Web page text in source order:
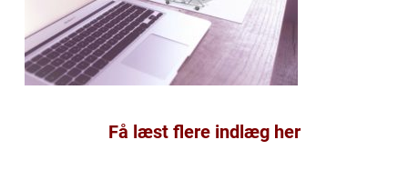
Få læst flere indlæg her